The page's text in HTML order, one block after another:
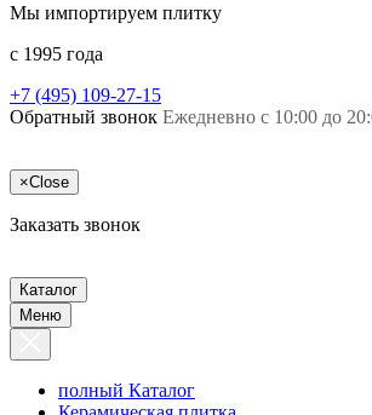
Мы импортируем плитку
c 1995 года
+7 (495) 109-27-15
Обратный звонок Ежедневно с 10:00 до
×Close
Заказать звонок
Каталог
Меню
полный Каталог